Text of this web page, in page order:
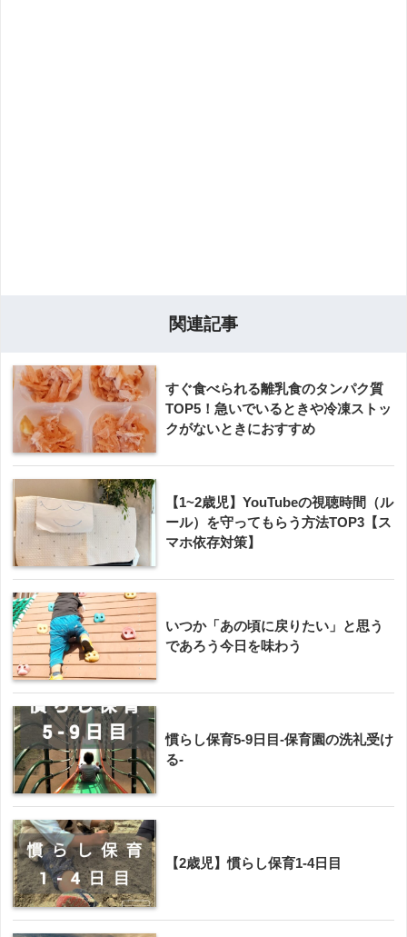
関連記事
すぐ食べられる離乳食のタンパク質
TOP5！急いでいるときや冷凍ストッ
クがないときにおすすめ
【1~2歳児】YouTubeの視聴時間（ル
ール）を守ってもらう方法TOP3【ス
マホ依存対策】
いつか「あの頃に戻りたい」と思う
であろう今日を味わう
慣らし保育5-9日目-保育園の洗礼受け
る-
【2歳児】慣らし保育1-4日目